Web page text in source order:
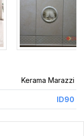
Kerama Marazzi
ID90